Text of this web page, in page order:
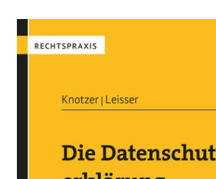
Die Datenschutzerklärung
Stefan Knotzer,Daniel Leisser